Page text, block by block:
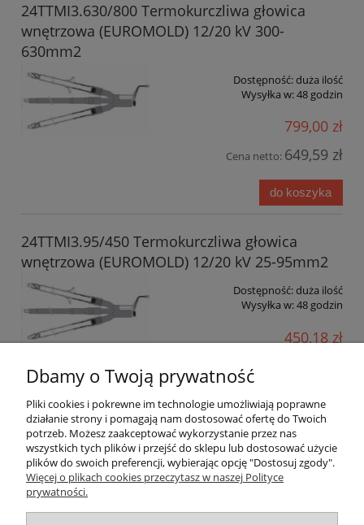
24TTMI3.630/800 Termokurczliwa głowica
wnętrzowa (EUROMOLD) 12/20 kV 300-
630mm2
Dostępność:duża ilość
Wysyłka w:48 godzin
799,00 zł
Cena netto: 649,59 zł
do koszyka
24TTMI3.95/450 Termokurczliwa głowica
wnętrzowa (EUROMOLD) 12/20 kV 25-95mm2
Dostępność:duża ilość
Wysyłka w:48 godzin
450,18 zł
Cena netto:
do koszyka
« 1 2 3 4 5 ... 35 »
Dbamy o Twoją prywatność
Pliki cookies i pokrewne im technologie umożliwiają poprawne
działanie strony i pomagają nam dostosować ofertę do Twoich
potrzeb. Możesz zaakceptować wykorzystanie przez nas
wszystkich tych plików i przejść do sklepu lub dostosować użycie
plików do swoich preferencji, wybierając opcję "Dostosuj zgody".
Więcej o plikach cookies przeczytasz w naszej Polityce
prywatności.